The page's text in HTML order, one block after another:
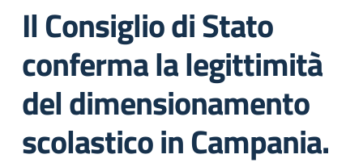
Il Consiglio di Stato
conferma la legittimità
del dimensionamento
scolastico in Campania.